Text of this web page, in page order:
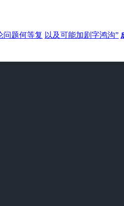
问题何等复 以及可能加剧字鸿沟”